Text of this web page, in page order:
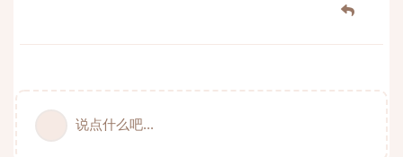
说点什么吧...